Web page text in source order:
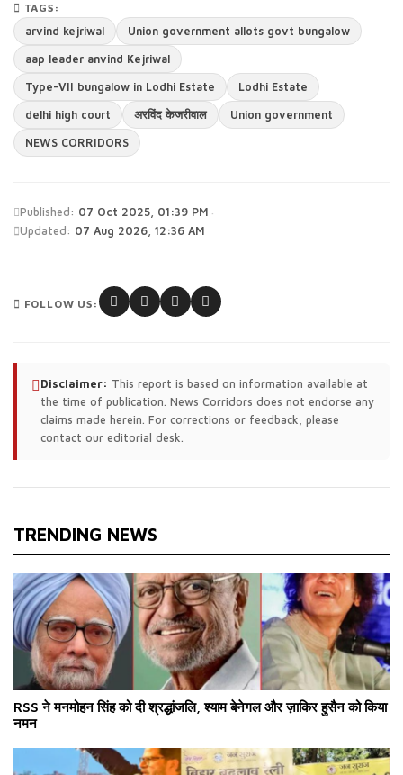
TAGS:
arvind kejriwal
Union government allots govt bungalow
aap leader anvind Kejriwal
Type-VII bungalow in Lodhi Estate Lodhi Estate
delhi high court अरविंद केजरीवाल Union government
NEWS CORRIDORS
Published: 07 Oct 2025, 01:39 PM ·
Updated: 07 Aug 2026, 12:36 AM
FOLLOW US:
Disclaimer: This report is based on information available at
the time of publication. News Corridors does not endorse any
claims made herein. For corrections or feedback, please
contact our editorial desk.
TRENDING NEWS
RSS ने मनमोहन सिंह को दी श्रद्धांजलि, श्याम बेनेगल और ज़ाकिर हुसैन को किया
नमन